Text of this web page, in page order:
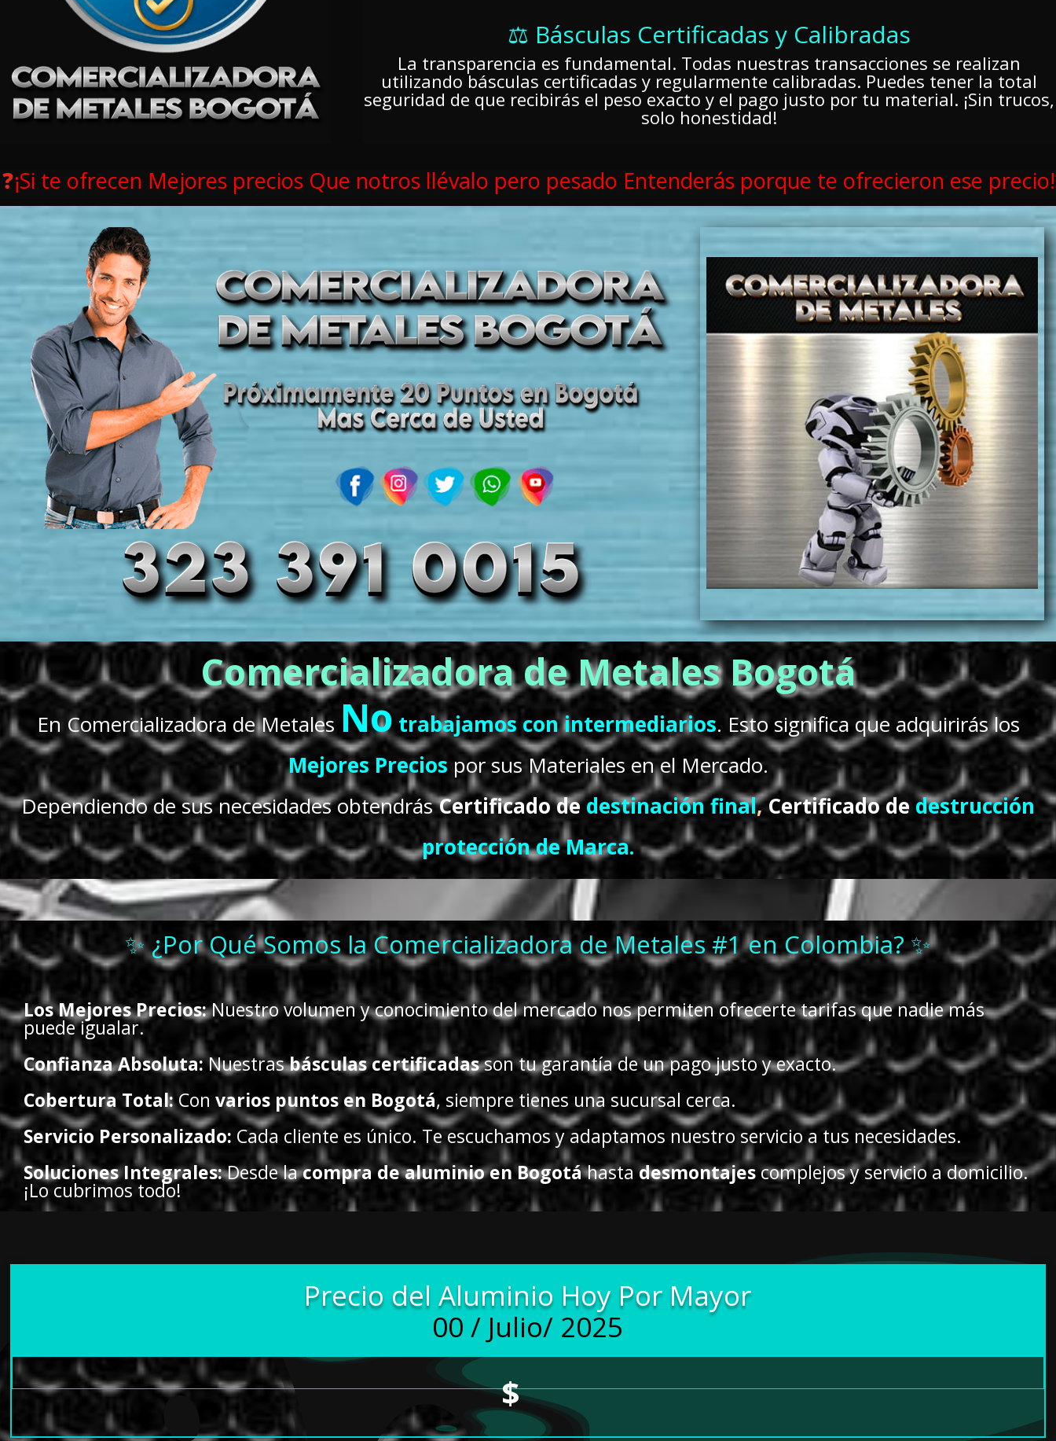
⚖️ Básculas Certificadas y Calibradas
La transparencia es fundamental. Todas nuestras transacciones se realizan
utilizando básculas certificadas y regularmente calibradas. Puedes tener la total
seguridad de que recibirás el peso exacto y el pago justo por tu material. ¡Sin trucos,
solo honestidad!
❓¡Si te ofrecen Mejores precios Que notros llévalo pero pesado Entenderás porque te ofrecieron ese precio!
Comercializadora de Metales Bogotá
En Comercializadora de Metales No trabajamos con intermediarios. Esto significa que adquirirás los
Mejores Preciospor sus Materiales en el Mercado.
Dependiendo de sus necesidades obtendrásCertificado dedestinación final,Certificado dedestrucción
protección de Marca.
✨ ¿Por Qué Somos la Comercializadora de Metales #1 en Colombia? ✨
Los Mejores Precios:Nuestro volumen y conocimiento del mercado nos permiten ofrecerte tarifas que nadie más
puede igualar.
Confianza Absoluta:Nuestrasbásculas certificadasson tu garantía de un pago justo y exacto.
Cobertura Total:Con varios puntos en Bogotá, siempre tienes una sucursal cerca.
Servicio Personalizado: Cada cliente es único. Te escuchamos y adaptamos nuestro servicio a tus necesidades.
Soluciones Integrales:Desde lacompra de aluminio en Bogotáhastadesmontajescomplejos y servicio a domicilio.
¡Lo cubrimos todo!
Precio del Aluminio Hoy Por Mayor
00 / Julio/ 2025
$